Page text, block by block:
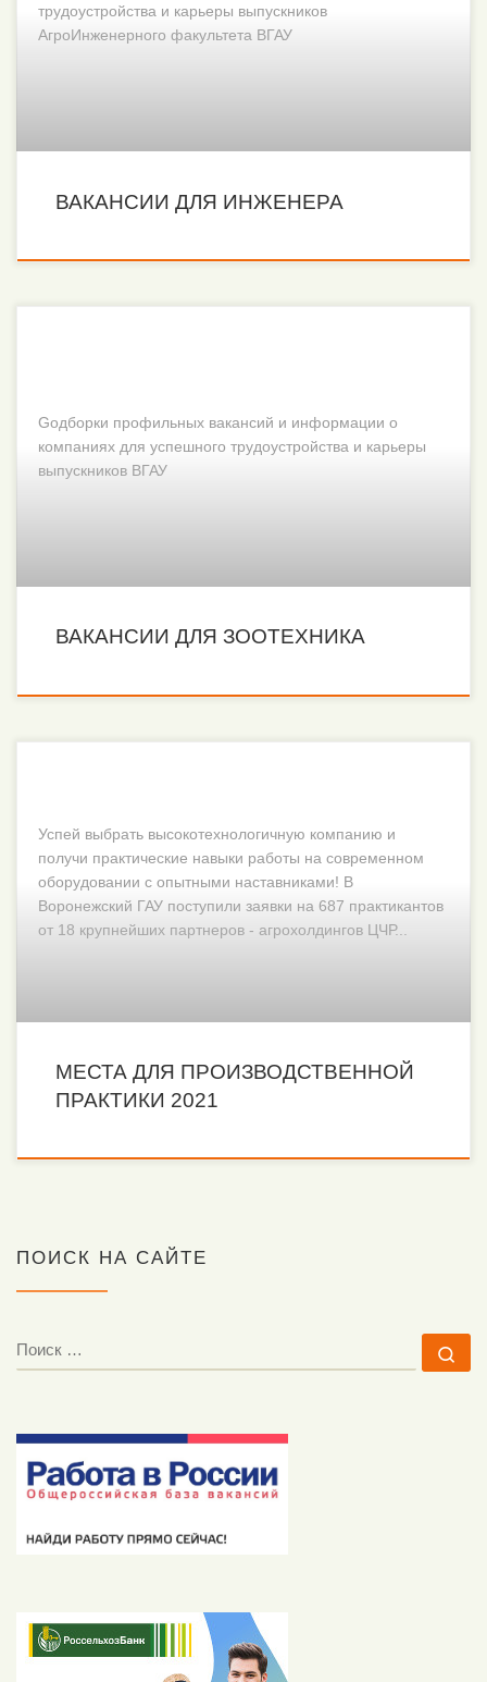
трудоустройства и карьеры выпускников
АгроИнженерного факультета ВГАУ
ВАКАНСИИ ДЛЯ ИНЖЕНЕРА
Gодборки профильных вакансий и информации о
компаниях для успешного трудоустройства и карьеры
выпускников ВГАУ
ВАКАНСИИ ДЛЯ ЗООТЕХНИКА
Успей выбрать высокотехнологичную компанию и
получи практические навыки работы на современном
оборудовании с опытными наставниками! В
Воронежский ГАУ поступили заявки на 687 практикантов
от 18 крупнейших партнеров - агрохолдингов ЦЧР...
МЕСТА ДЛЯ ПРОИЗВОДСТВЕННОЙ
ПРАКТИКИ 2021
ПОИСК НА САЙТЕ
ПОИСК